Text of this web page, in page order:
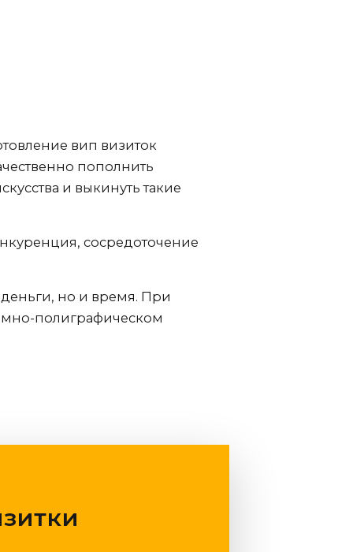
вип визиток
пополнить
и выкинуть такие
сосредоточение
но и время. При
полиграфическом